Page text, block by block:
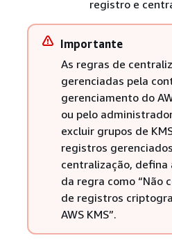
registro e
Importante
As regras de
gerenciadas pela
gerenciamento do
ou pelo
excluir grupos de
registros
centralização, defina
da regra como “Não
de registros
AWS KMS”.